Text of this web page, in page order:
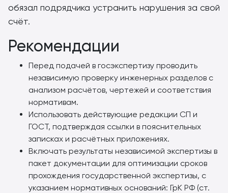
обязал подрядчика устранить нарушения за свой
счёт.
Рекомендации
Перед подачей в госэкспертизу проводить
независимую проверку инженерных разделов с
анализом расчётов, чертежей и соответствия
нормативам.
Использовать действующие редакции СП и
ГОСТ, подтверждая ссылки в пояснительных
записках и расчётных приложениях.
Включать результаты независимой экспертизы в
пакет документации для оптимизации сроков
прохождения государственной экспертизы, с
указанием нормативных оснований: ГрК РФ (ст.